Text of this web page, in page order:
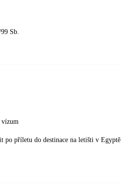
Sb.
vízum
po příletu do destinace na letišti v